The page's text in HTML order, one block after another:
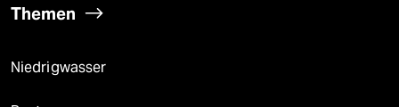
Themen
Niedrigwasser